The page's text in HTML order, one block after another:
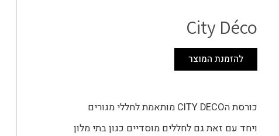
City Déco
להזמנת המוצר
כורסת הCITY DECO מותאמת לחללי מגורים
ויחד עם זאת גם לחללים מוסדיים כגון בתי מלון